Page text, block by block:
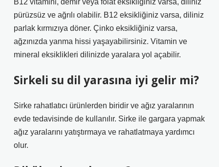
B12 vitamini, demir veya folat eksikliğiniz varsa, diliniz
pürüzsüz ve ağrılı olabilir. B12 eksikliğiniz varsa, diliniz
parlak kırmızıya döner. Çinko eksikliğiniz varsa,
ağzınızda yanma hissi yaşayabilirsiniz. Vitamin ve
mineral eksiklikleri dilinizde yaralara yol açabilir.
Sirkeli su dil yarasına iyi gelir mi?
Sirke rahatlatıcı ürünlerden biridir ve ağız yaralarının
evde tedavisinde de kullanılır. Sirke ile gargara yapmak
ağız yaralarını yatıştırmaya ve rahatlatmaya yardımcı
olur.